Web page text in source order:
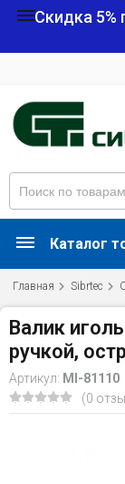
Скидка 5%
Каталог
Главная Sibrtec
Валик
ручкой,
Артикул: MI-81110
(0